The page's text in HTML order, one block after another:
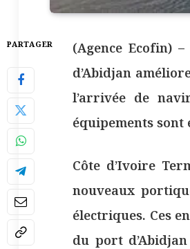
PARTAGER
(Agence Ecofin)
d’Abidjan
l’arrivée de
équipements sont
Côte d’Ivoire
nouveaux
électriques. Ces
du port